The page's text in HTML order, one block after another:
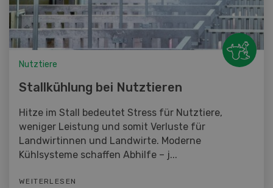
Nutztiere
Stallkühlung bei Nutztieren
Hitze im Stall bedeutet Stress für Nutztiere,
weniger Leistung und somit Verluste für
Landwirtinnen und Landwirte. Moderne
Kühlsysteme schaffen Abhilfe – j...
WEITERLESEN